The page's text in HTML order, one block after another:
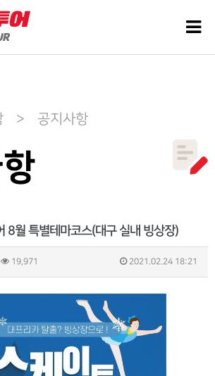
> 공지사항
8월 특별테마코스(대구 실내 빙상장)
19,971 2021.02.24 18:21